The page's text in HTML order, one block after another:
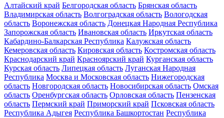
Алтайский край Белгородская область Брянская область
Владимирская область Волгоградская область Вологодская
область Воронежская область Донецкая Народная Республика
Запорожская область Ивановская область Иркутская область
Кабардино-Балкарская Республика Калужская область
Кемеровская область Кировская область Костромская область
Краснодарский край Красноярский край Курганская область
Курская область Липецкая область Луганская Народная
Республика Москва и Московская область Нижегородская
область Новгородская область Новосибирская область Омская
область Оренбургская область Орловская область Пензенская
область Пермский край Приморский край Псковская область
Республика Адыгея Республика Башкортостан Республика